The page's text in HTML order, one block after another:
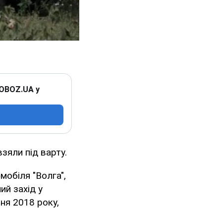
у
під варту.
"Волга",
захід у
2018 року,